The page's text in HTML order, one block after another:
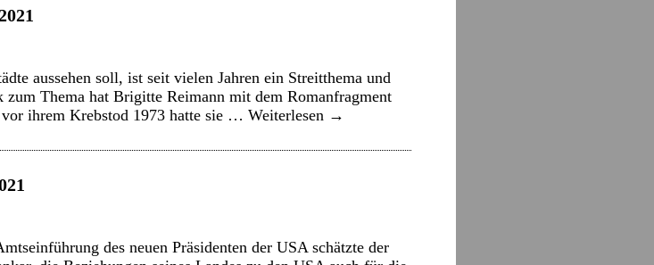
aussehen soll, ist seit vielen Jahren ein Streitthema und
Thema hat Brigitte Reimann mit dem Romanfragment
ihrem Krebstod 1973 hatte sie … Weiterlesen →
des neuen Präsidenten der USA schätzte der